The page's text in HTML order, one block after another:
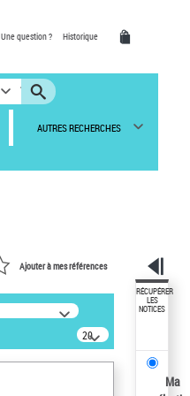
Une question ? Historique
AUTRES RECHERCHES
Ajouter à mes références
20
résultats/page
RÉCUPÉRER
LES
NOTICES
Ma